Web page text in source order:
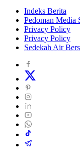
Indeks Berita
Pedoman Media
Privacy Policy
Privacy Policy
Sedekah Air